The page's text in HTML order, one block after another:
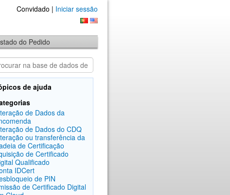
Convidado | Iniciar sessão
do Pedido
de ajuda
de Dados da
de Dados do CDQ
ou transferência da
de Certificação
de Certificado
Qualificado
IDCert
de PIN
de Certificado Digital